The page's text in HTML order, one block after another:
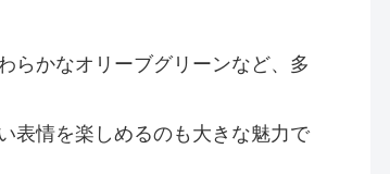
らかなオリーブグリーンなど、多
表情を楽しめるのも大きな魅力で